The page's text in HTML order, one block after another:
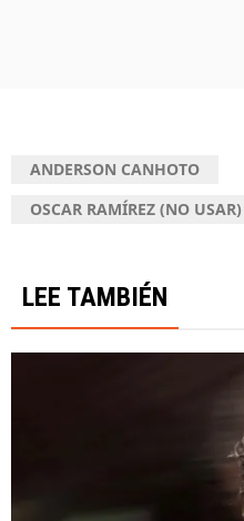
ANDERSON CANHOTO
OSCAR RAMÍREZ (NO USAR)
LEE TAMBIÉN